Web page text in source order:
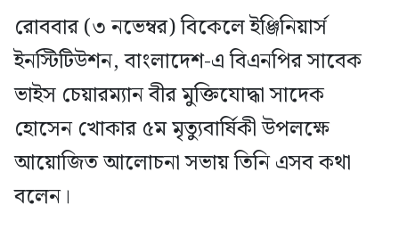
রোববার (৩ নভেম্বর) বিকেলে ইঞ্জিনিয়ার্স
ইনস্টিটিউশন, বাংলাদেশ-এ বিএনপির সাবেক
ভাইস চেয়ারম্যান বীর মুক্তিযোদ্ধা সাদেক
হোসেন খোকার ৫ম মৃত্যুবার্ষিকী উপলক্ষে
আয়োজিত আলোচনা সভায় তিনি এসব কথা
বলেন।